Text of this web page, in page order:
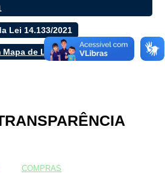
Lei 14.133/2021
Mapa de Leis
COMPRAS